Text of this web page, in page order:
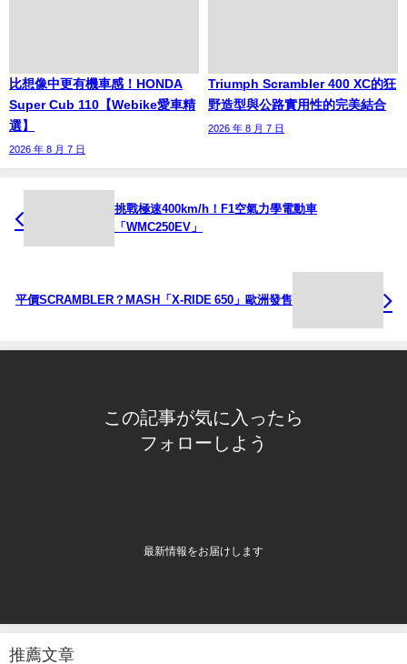
比想像中更有機車感！HONDA
Super Cub 110【Webike愛車精
選】
2026 年 8 月 7 日
Triumph Scrambler 400 XC的狂
野造型與公路實用性的完美結合
2026 年 8 月 7 日
挑戰極速400km/h！F1空氣力學電動車
「WMC250EV」
平價SCRAMBLER？MASH「X-RIDE 650」歐洲發售
この記事が気に入ったら
フォローしよう
最新情報をお届けします
推薦文章